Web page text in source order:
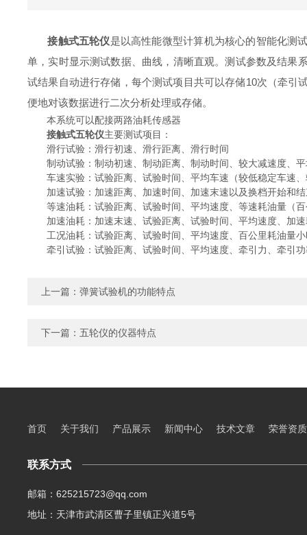
接触式五轮仪是以高性能微型计算机为核心的智能化测
单，实时显示测试数据、曲线，清晰直观。测试参数及结果
试结果自动进行存储，每个测试项目共可以存储10次（牵引
便地对该数据进行二次分析处理或存储。
本系统可以配接两路油耗传感器
接触式五轮仪主要测试项目：
滑行试验：滑行初速、滑行距离、滑行时间
制动试验：制动初速、制动距离、制动时间、较大减速度、平
车速实验：试验距离、试验时间、平均车速（较低稳定车速、
加速试验：加速距离、加速时间、加速末速以及换档开始和结
等速油耗：试验距离、试验时间、平均速度、等速耗油量（百
加速油耗：加速末速、试验距离、试验时间、平均速度、加速
工况油耗：试验距离、试验时间、平均速度、百公里耗油量小
牵引试验：试验距离、试验时间、平均速度、牵引力、牵引功
上一篇： 弹簧试验机的功能特点
下一篇： 五轮仪的仪器特点
首页 关于我们 产品展示 新闻中心 技术文章 荣誉资质
联系方式
邮箱：625215723@qq.com
地址：天津市武清区曹子里镇正兴道5号